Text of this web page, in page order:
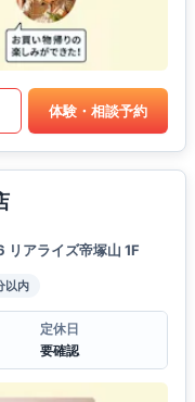
体験・相談予約
リアライズ帝塚山 1F
以内
定休日
要確認